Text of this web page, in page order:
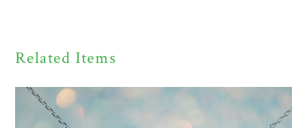
Related Items